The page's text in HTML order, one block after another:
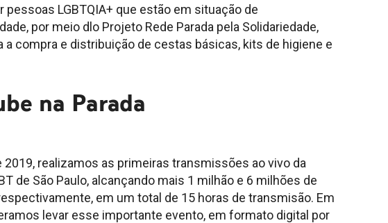
pessoas LGBTQIA+ que estão em situação de
por meio dlo Projeto Rede Parada pela Solidariedade,
a compra e distribuição de cestas básicas, kits de higiene e
na Parada
2019, realizamos as primeiras transmissões ao vivo da
de São Paulo, alcançando mais 1 milhão e 6 milhões de
em um total de 15 horas de transmisão. Em
levar esse importante evento, em formato digital por